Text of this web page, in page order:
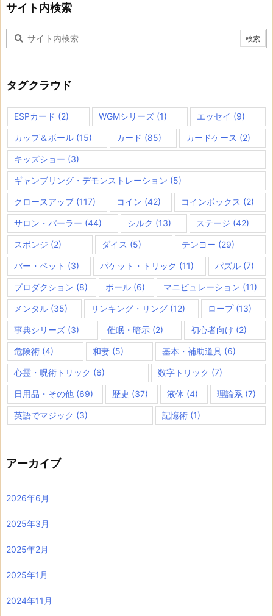
サイト内検索
タグクラウド
ESPカード (2) WGMシリーズ (1) エッセイ (9)
カップ＆ボール (15) カード (85) カードケース (2)
キッズショー (3)
ギャンブリング・デモンストレーション (5)
クロースアップ(117) コイン (42) コインボックス (2)
サロン・パーラー (44) シルク (13) ステージ (42)
スポンジ (2) ダイス (5) テンヨー (29)
バー・ベット (3) パケット・トリック (11) パズル(7)
プロダクション (8) ボール (6) マニピュレーション (11)
メンタル (35) リンキング・リング(12) ロープ(13)
事典シリーズ (3) 催眠・暗示(2) 初心者向け (2)
危険術 (4) 和妻(5) 基本・補助道具 (6)
心霊・呪術トリック (6) 数字トリック (7)
日用品・その他 (69) 歴史 (37) 液体 (4) 理論系 (7)
英語でマジック (3) 記憶術 (1)
アーカイブ
2026年6月
2025年3月
2025年2月
2025年1月
2024年11月